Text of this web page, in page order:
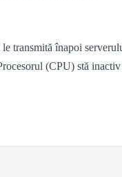
transmită înapoi
(CPU) stă inactiv